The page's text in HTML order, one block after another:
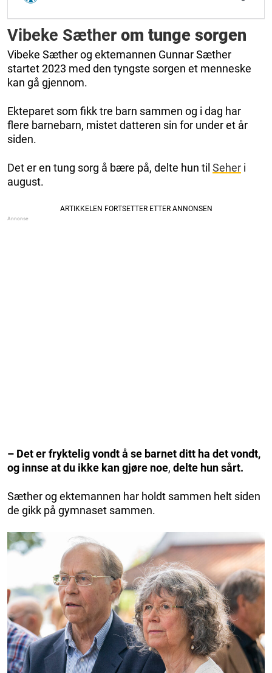
Vibeke Sæther om tunge sorgen
Vibeke Sæther og ektemannen Gunnar Sæther
startet 2023 med den tyngste sorgen et menneske
kan gå gjennom.
Ekteparet som fikk tre barn sammen og i dag har
flere barnebarn, mistet datteren sin for under et år
siden.
Det er en tung sorg å bære på, delte hun til Seher i
august.
– Det er fryktelig vondt å se barnet ditt ha det vondt,
og innse at du ikke kan gjøre noe, delte hun sårt.
Sæther og ektemannen har holdt sammen helt siden
de gikk på gymnaset sammen.